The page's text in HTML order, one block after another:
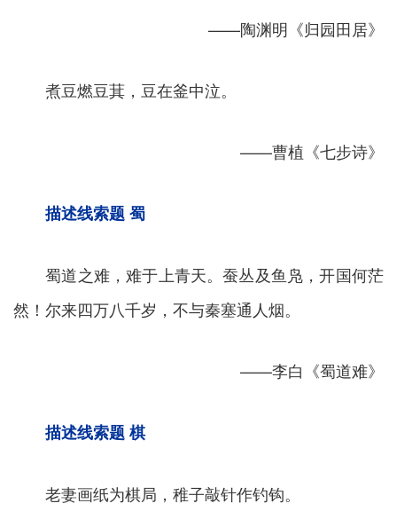
——陶渊明《归园田居》
煮豆燃豆萁，豆在釜中泣。
——曹植《七步诗》
描述线索题 蜀
蜀道之难，难于上青天。蚕丛及鱼凫，开国何茫
然！尔来四万八千岁，不与秦塞通人烟。
——李白《蜀道难》
描述线索题 棋
老妻画纸为棋局，稚子敲针作钓钩。